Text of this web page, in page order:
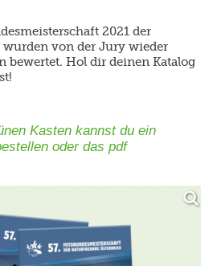
2021 der
von der Jury wieder
bewertet. Hol dir deinen Katalog
Kasten kannst du ein
oder das pdf